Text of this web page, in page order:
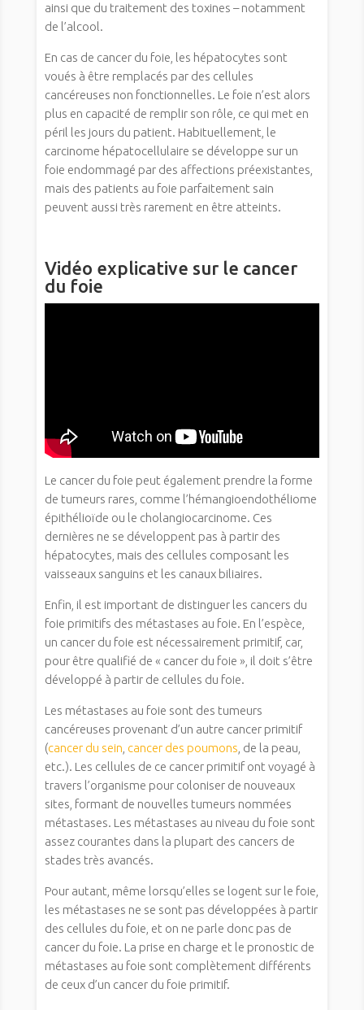
ainsi que du traitement des toxines – notamment
de l’alcool.
En cas de cancer du foie, les hépatocytes sont
voués à être remplacés par des cellules
cancéreuses non fonctionnelles. Le foie n’est alors
plus en capacité de remplir son rôle, ce qui met en
péril les jours du patient. Habituellement, le
carcinome hépatocellulaire se développe sur un
foie endommagé par des affections préexistantes,
mais des patients au foie parfaitement sain
peuvent aussi très rarement en être atteints.
Vidéo explicative sur le cancer
du foie
Le cancer du foie peut également prendre la forme
de tumeurs rares, comme l’hémangioendothéliome
épithélioïde ou le cholangiocarcinome. Ces
dernières ne se développent pas à partir des
hépatocytes, mais des cellules composant les
vaisseaux sanguins et les canaux biliaires.
Enfin, il est important de distinguer les cancers du
foie primitifs des métastases au foie. En l’espèce,
un cancer du foie est nécessairement primitif, car,
pour être qualifié de « cancer du foie », il doit s’être
développé à partir de cellules du foie.
Les métastases au foie sont des tumeurs
cancéreuses provenant d’un autre cancer primitif
(cancer du sein cancer des poumons , de la peau,
etc.). Les cellules de ce cancer primitif ont voyagé à
travers l’organisme pour coloniser de nouveaux
sites, formant de nouvelles tumeurs nommées
métastases. Les métastases au niveau du foie sont
assez courantes dans la plupart des cancers de
stades très avancés.
Pour autant, même lorsqu’elles se logent sur le foie,
les métastases ne se sont pas développées à partir
des cellules du foie, et on ne parle donc pas de
cancer du foie. La prise en charge et le pronostic de
métastases au foie sont complètement différents
de ceux d’un cancer du foie primitif.